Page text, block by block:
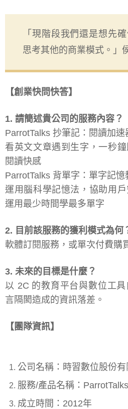
「現階段我們還是想先
思考其他的商業模式。」
【創業快問快答】
1. 請簡述貴公司的服務內容？
ParrotTalks 抄筆記：閱讀加速
看英文文章遇到生字，一秒
閱讀快感
ParrotTalks 背單字：單字記憶
運用腦科學記憶法，協助用
運用最少時間學最多單字
2. 目前該服務的獲利模式為何
軟體訂閱服務，或單次付費購
3. 未來的目標是什麼？
以 2C 的教育平台與數位工
言隔閡造成的資訊落差。
【團隊資訊】
公司名稱：時習數位股份有
服務/產品名稱：ParrotTalks
成立時間：2012年